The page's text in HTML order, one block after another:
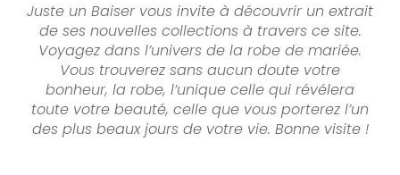
Juste un Baiser vous invite à découvrir un extrait
de ses nouvelles collections à travers ce site.
Voyagez dans l’univers de la robe de mariée.
Vous trouverez sans aucun doute votre
bonheur, la robe, l’unique celle qui révélera
toute votre beauté, celle que vous porterez l’un
des plus beaux jours de votre vie. Bonne visite !